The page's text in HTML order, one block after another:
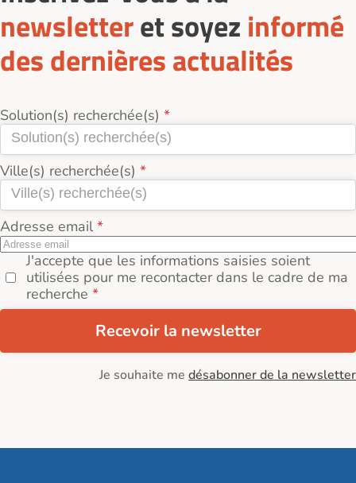
newsletteret soyez informé
des dernières actualités
Solution(s) recherchée(s)
Ville(s) recherchée(s)
Adresse email
J'accepte que les informations saisies soient
utilisées pour me recontacter dans le cadre de ma
recherche
Recevoir la newsletter
Je souhaite me désabonner de la newsletter